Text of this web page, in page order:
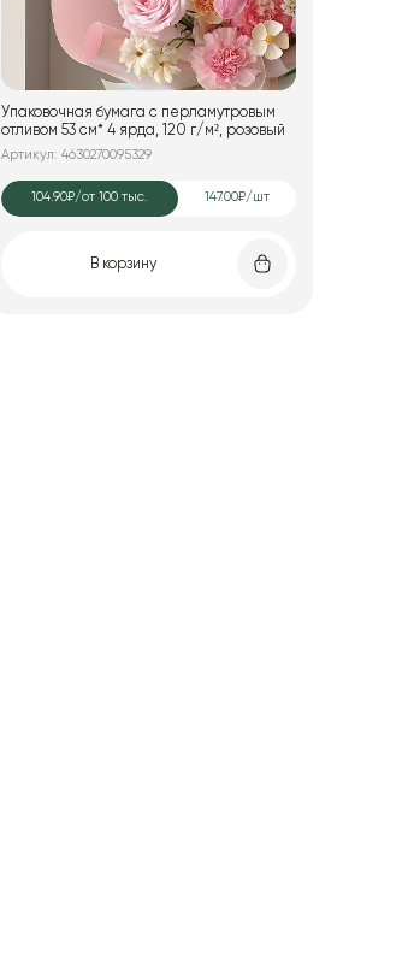
Упаковочная бумага с перламутровым
отливом 53 см* 4 ярда, 120 г/м², розовый
Артикул: 4630270095329
104.90₽/от 100 тыс. 147.00₽/шт
В корзину